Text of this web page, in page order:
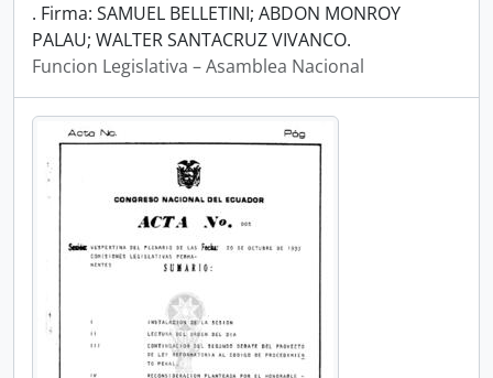
. Firma: SAMUEL BELLETINI; ABDON MONROY
PALAU; WALTER SANTACRUZ VIVANCO.
Funcion Legislativa – Asamblea Nacional